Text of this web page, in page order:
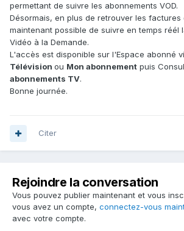
permettant de suivre les abonnements VOD.
Désormais, en plus de retrouver les factures
maintenant possible de suivre en temps réél
Vidéo à la Demande.
L'accès est disponible sur l'Espace abonné
Télévision ou Mon abonnement puis
abonnements TV.
Bonne journée.
Citer
Rejoindre la conversation
Vous pouvez publier maintenant et vous
vous avez un compte, connectez-vous
avec votre compte.